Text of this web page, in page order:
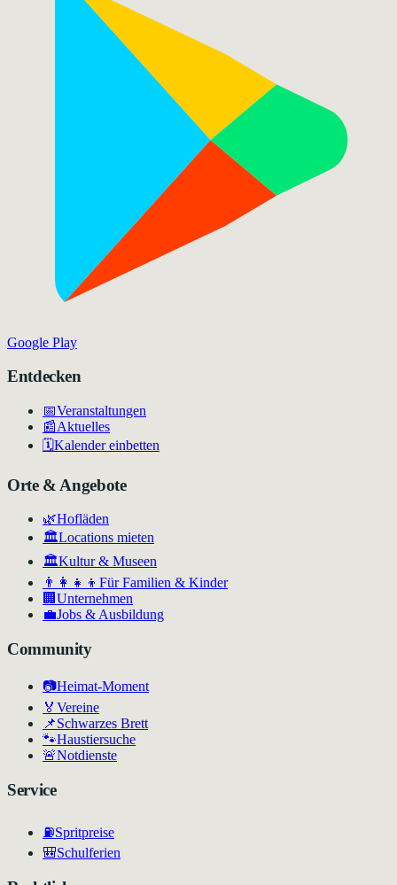
Google Play
Entdecken
📅Veranstaltungen
📰Aktuelles
🗓️Kalender einbetten
Orte & Angebote
🌿Hofläden
🏛️Locations mieten
🏛Kultur & Museen
👨‍👩‍👧‍👦 Für Familien & Kinder
🏢 Unternehmen
💼Jobs & Ausbildung
Community
📷Heimat-Moment
🏅 Vereine
📌Schwarzes Brett
🐾Haustiersuche
🚨Notdienste
Service
⛽Spritpreise
🎒Schulferien